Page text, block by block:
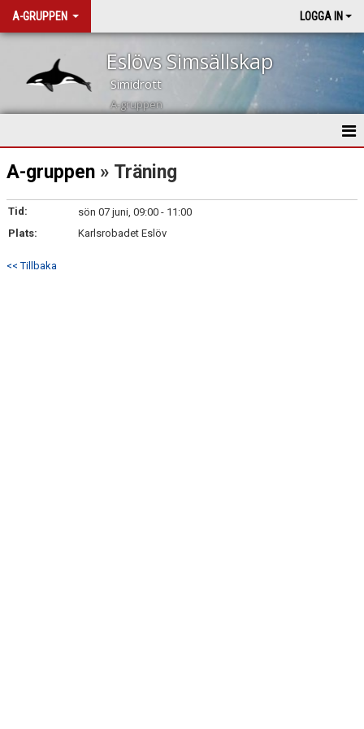
A-GRUPPEN LOGGA IN
Eslövs Simsällskap
Simidrott
A-gruppen
HEM
NYHETER
KALENDER
TRUPPEN
A-gruppen » Träning
Tid:
sön 07 juni, 09:00 - 11:00
Plats:
Karlsrobadet Eslöv
<< Tillbaka